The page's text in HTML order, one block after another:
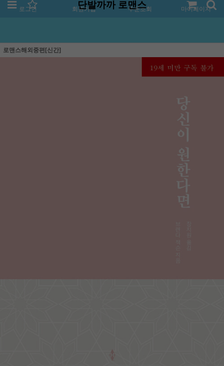
로그인 회원가입 주문조회 마이페이지
단발까까 로맨스
로맨스해외중편[신간]